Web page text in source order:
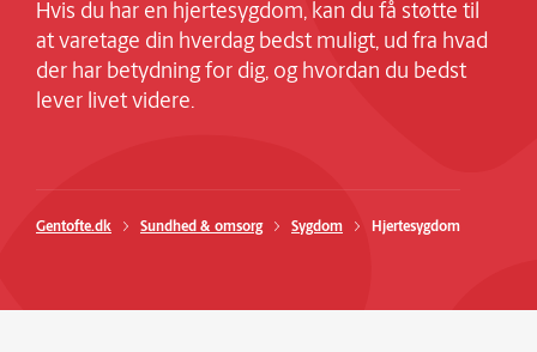
Hvis du har en hjertesygdom, kan du få støtte til
at varetage din hverdag bedst muligt, ud fra hvad
der har betydning for dig, og hvordan du bedst
lever livet videre.
Gentofte.dk Sundhed & omsorg Sygdom Hjertesygdom